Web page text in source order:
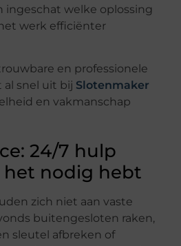
ingeschat welke oplossing
werk efficiënter
en professionele
snel uit bij Slotenmaker
en vakmanschap
24/7 hulp
het nodig hebt
zich niet aan vaste
buitengesloten raken,
sleutel afbreken of